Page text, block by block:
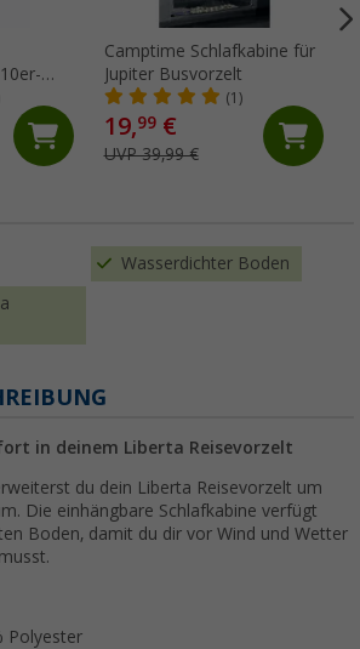
Camptime Schlafkabine für
Jupiter Busvorzelt
(1)
19,99€
UVP 39,99 €
Wasserdichter Boden
in deinem Liberta Reisevorzelt
du dein Liberta Reisevorzelt um
Die einhängbare Schlafkabine verfügt
Boden, damit du dir vor Wind und Wetter
Polyester